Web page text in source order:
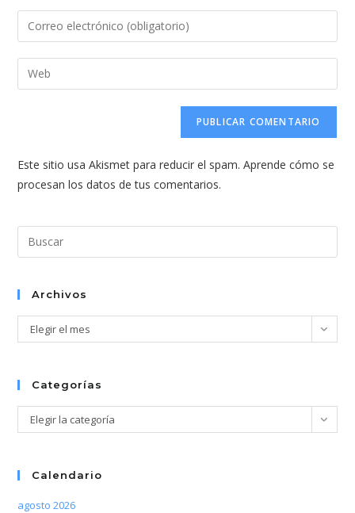
nombre
de
usuario
Introduce
tu
dirección
de
comentar
Introduce
la
web
(opcional)
Este sitio usa Akismet para reducir el spam.Aprende cómo se
procesan los datos de tus comentarios.
el
Archivos
Archivos
Elegir el mes
Categorías
Categorías
Elegir la categoría
Calendario
agosto 2026